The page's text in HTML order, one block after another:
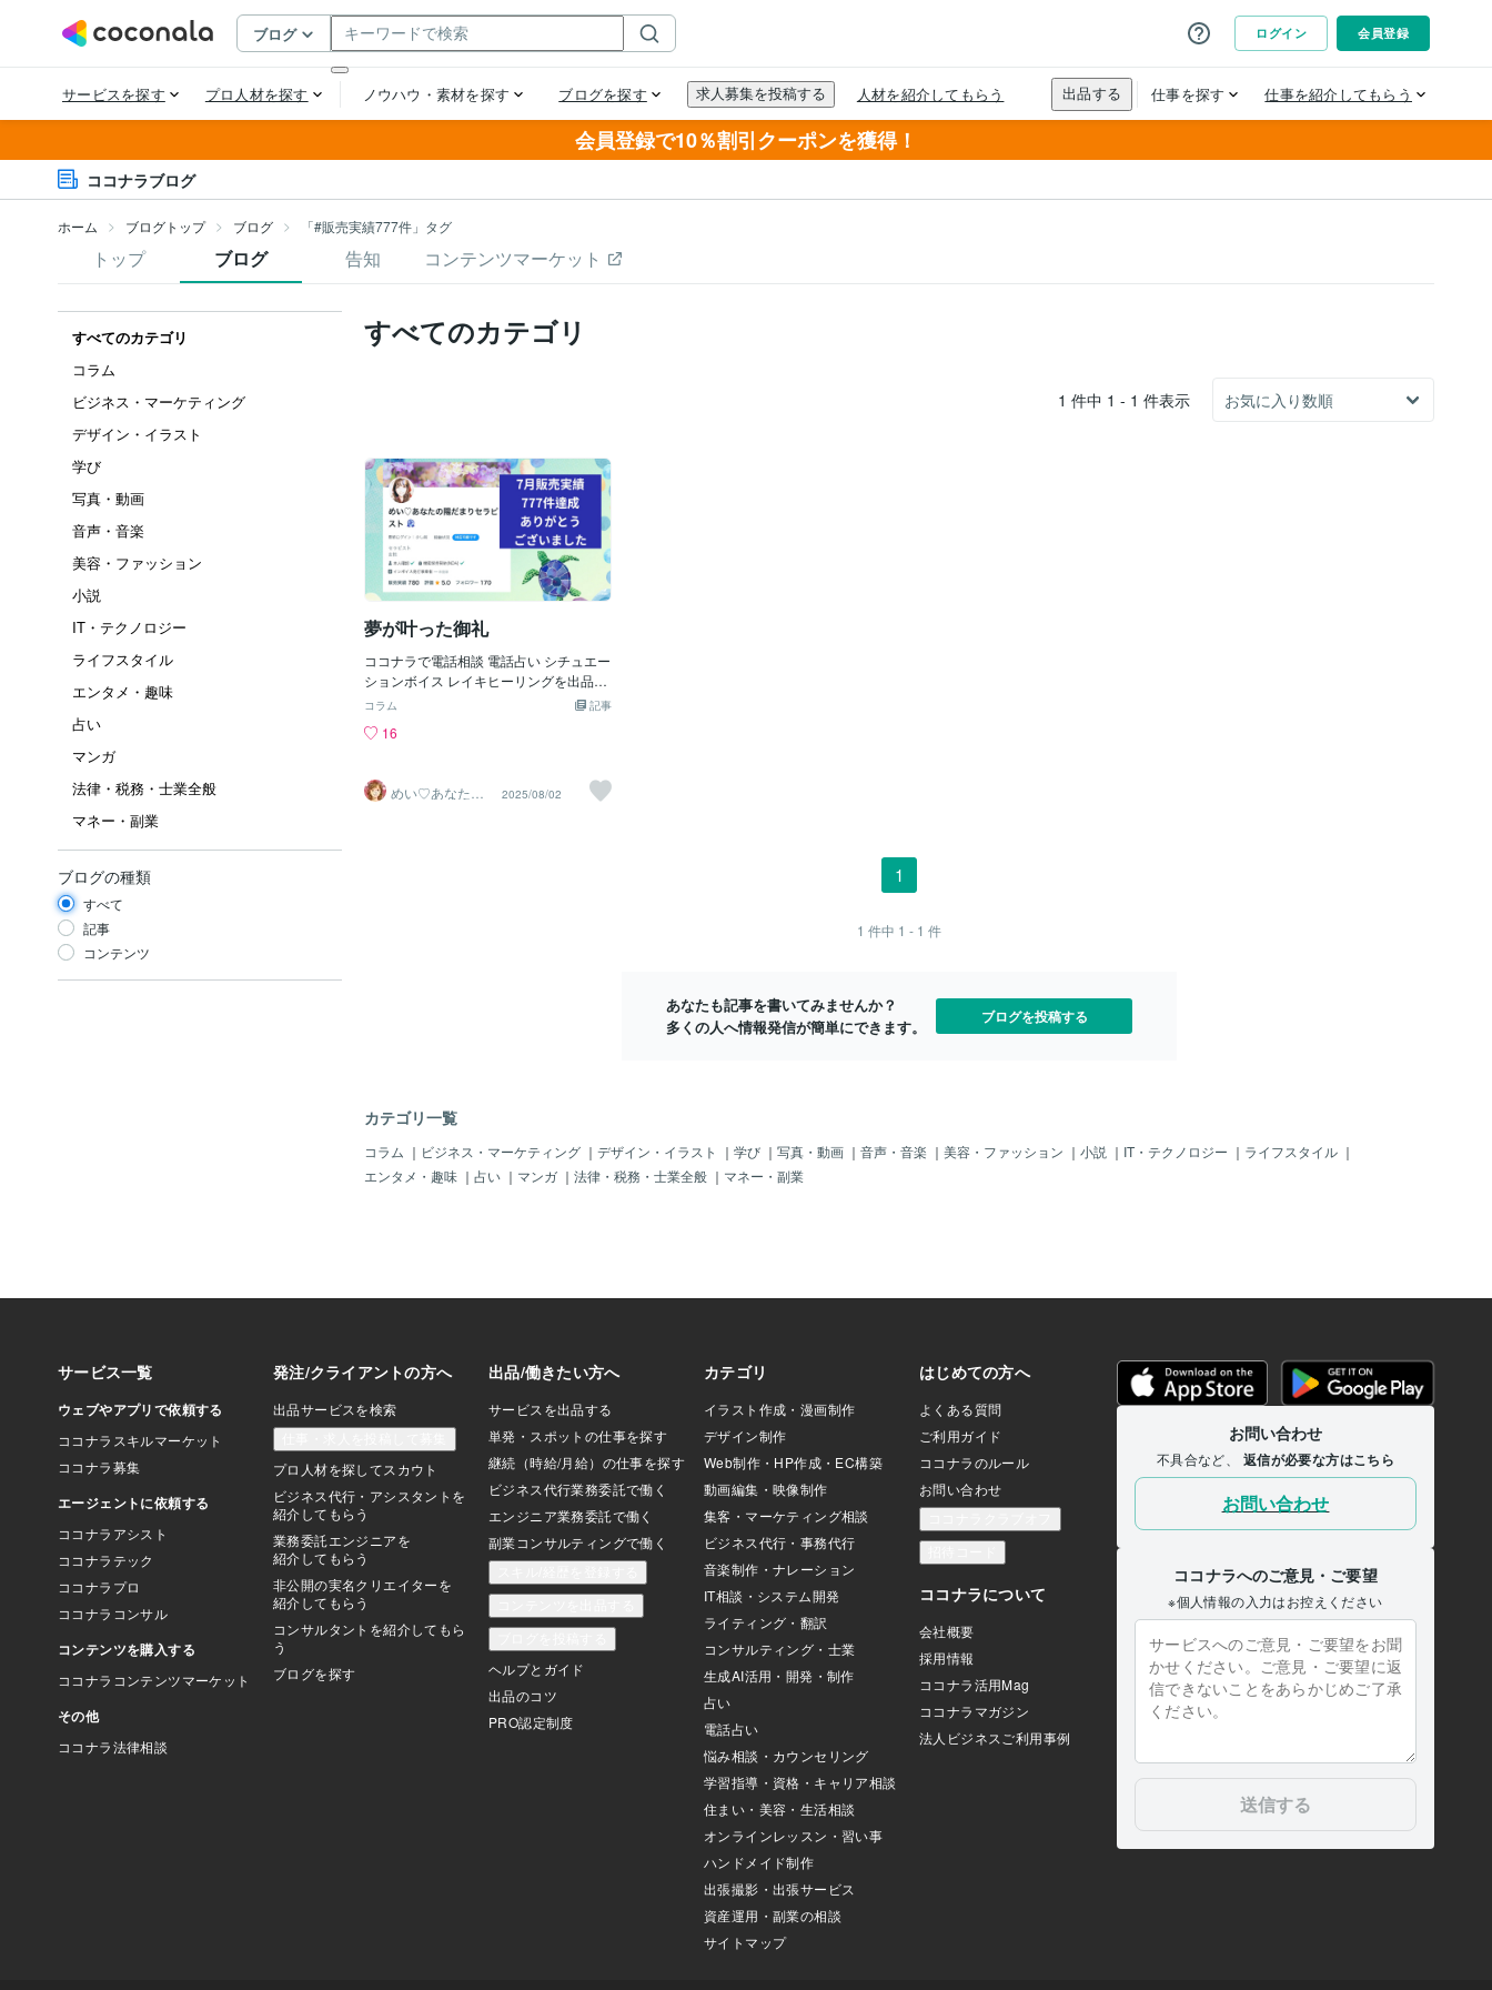
会員登録で10％割引クーポンを獲得！
ココナラブログ
ホーム ブログトップ ブログ 「#販売実績777件」タグ
トップ ブログ 告知 コンテンツマーケット
すべてのカテゴリ
コラム
ビジネス・マーケティング
デザイン・イラスト
学び
写真・動画
音声・音楽
美容・ファッション
小説
IT・テクノロジー
ライフスタイル
エンタメ・趣味
占い
マンガ
法律・税務・士業全般
マネー・副業
ブログの種類
すべて
記事
コンテンツ
すべてのカテゴリ
1 件中 1 - 1 件表示
夢が叶った御礼
ココナラで電話相談 電話占い シチュエー
ションボイス レイキヒーリングを出品し
ております めい♡です‪🌱‬ ✽.｡.:*・ﾟ ✽.｡.:
でもお話させていただいた 7月に販売実
てて夢を追いかけてきた件ですが、 7月
最終日に、やっとその夢が叶いました✨
う事もありました。。 特にランキングに
を見つけてご依頼くださった777件分の
皆様に心から感謝しております✨✽.｡.:
も） 私を思い出してくださり、またレイ
記事
コラム
16
めい♡あなたの
陽だまりセラピ
2025/08/02
1
1 件中 1 - 1 件
あなたも記事を書いてみませんか？
多くの人へ情報発信が簡単にできます。
ブログを投稿する
カテゴリ一覧
コラム ｜ ビジネス・マーケティング ｜ デザイン・イラスト ｜ 学び ｜ 写真・動画 ｜ 音声・音楽 ｜ 美容・ファッション ｜ 小説 ｜ IT・テクノロジー ｜ ライフスタイル ｜
エンタメ・趣味 ｜ 占い ｜ マンガ ｜ 法律・税務・士業全般 ｜ マネー・副業